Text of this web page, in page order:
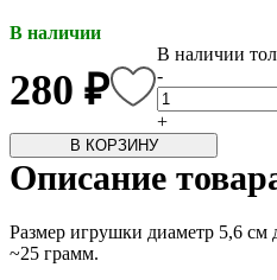
В наличии
280 ₽
В наличии
-
+
В КОРЗИНУ
Описание
Размер игрушки диаметр 5,6 см
~25 грамм.